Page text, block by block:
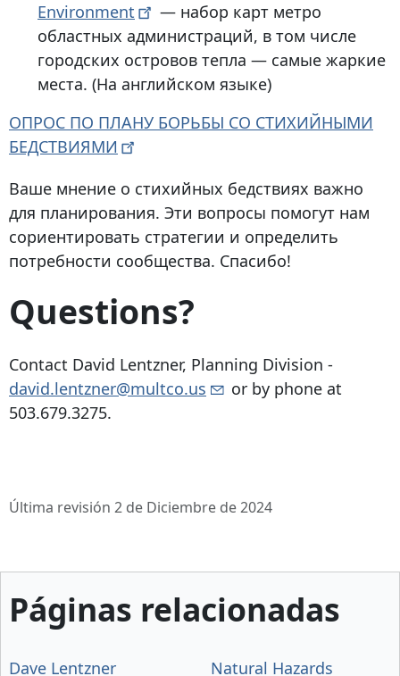
Environment
— набор карт метро
областных администраций, в том числе
городских островов тепла — самые жаркие
места. (На английском языке)
ОПРОС ПО ПЛАНУ БОРЬБЫ СО СТИХИЙНЫМИ
БЕДСТВИЯМИ
Ваше мнение о стихийных бедствиях важно
для планирования. Эти вопросы помогут нам
сориентировать стратегии и определить
потребности сообщества. Спасибо!
Questions?
Contact David Lentzner, Planning Division -
david.lentzner@multco.us
or by phone at
503.679.3275.
Última revisión 2 de Diciembre de 2024
Páginas relacionadas
Dave Lentzner
Natural Hazards